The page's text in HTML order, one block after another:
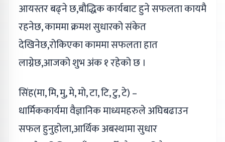
आयस्तर बढ्ने छ,बौद्धिक कार्यबाट हुने सफलता कायमै
रहनेछ, काममा क्रमश सुधारको संकेत
देखिनेछ,रोकिएका काममा सफलता हात
लाग्नेछ,आजको शुभ अंक १ रहेको छ ।
सिंह(मा, मि, मु, मे, मो, टा, टि, टु, टे) –
धार्मिककार्यमा वैज्ञानिक माध्यमहरुले अघिबढाउन
सफल हुनुहोला,आर्थिक अबस्थामा सुधार